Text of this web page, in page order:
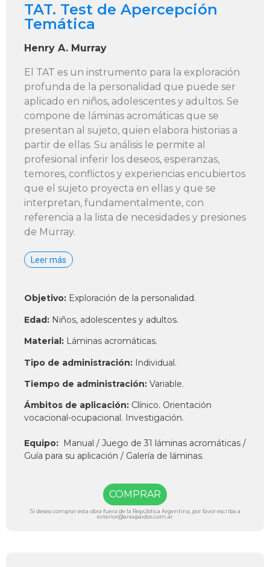
TAT. Test de Apercepción
Temática
Henry A. Murray
El TAT es un instrumento para la exploración
profunda de la personalidad que puede ser
aplicado en niños, adolescentes y adultos. Se
compone de láminas acromáticas que se
presentan al sujeto, quien elabora historias a
partir de ellas. Su análisis le permite al
profesional inferir los deseos, esperanzas,
temores, conflictos y experiencias encubiertos
que el sujeto proyecta en ellas y que se
interpretan, fundamentalmente, con
referencia a la lista de necesidades y presiones
de Murray.
Leer más
Objetivo: Exploración de la personalidad.
Edad: Niños, adolescentes y adultos.
Material: Láminas acromáticas.
Tipo de administración: Individual.
Tiempo de administración: Variable.
Ámbitos de aplicación: Clínico. Orientación
vocacional-ocupacional. Investigación.
Equipo:
Manual / Juego de 31 láminas acromáticas /
Guía para su aplicación / Galería de láminas.
COMPRAR
Si desea comprar esta obra fuera de la República Argentina, por favor escriba a
exterior@areapaidos.com.ar